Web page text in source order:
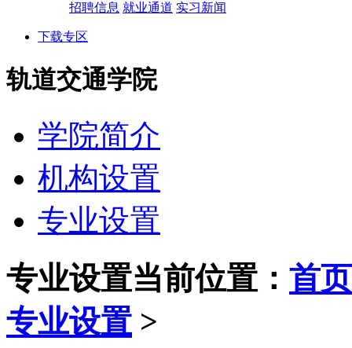
招聘信息 就业通道 实习新闻
下载专区
轨道交通学院
学院简介
机构设置
专业设置
专业设置当前位置： 首页
专业设置 >